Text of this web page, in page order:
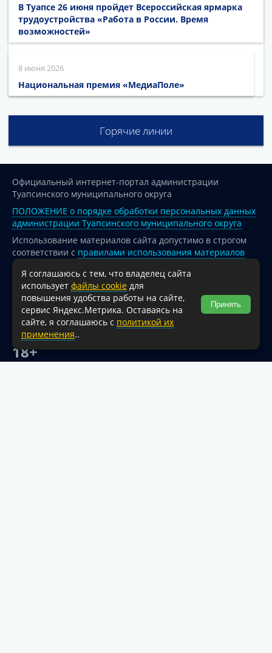
В Туапсе 26 июня пройдет Всероссийская ярмарка
трудоустройства «Работа в России. Время
возможностей»
8 июня 2026
Национальная премия «МедиаПоле»
Горячие линии
Официальный интернет-портал администрации
Туапсинского муниципального округа
ПОЛОЖЕНИЕ о порядке обработки персональных данных
администрации Туапсинского муниципального округа
Использование материалов сайта допустимо в строгом
соответствии с правилами использования материалов
опубликованных на сайте
При перепечатке и использовании информации ссылка
на источник обязательна.
Для сайтов и страниц сети Интернет обязательна
активная гиперссылка на официальный интернет-портал
администрации Туапсинского муниципального округа.
18+
Я соглашаюсь с тем, что владелец сайта
использует файлы cookie для
повышения удобства работы на сайте,
сервис Яндекс.Метрика. Оставаясь на
сайте, я соглашаюсь с политикой их
применения..
Принять